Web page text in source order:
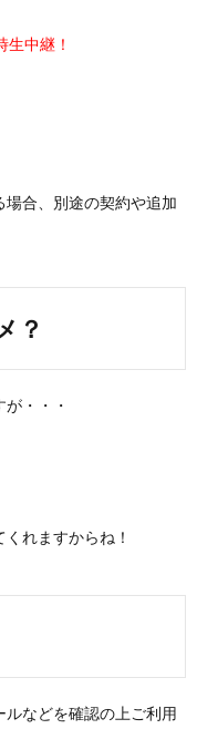
中継！
合、別途の契約や追加
？
・・・
れますからね！
ルなどを確認の上ご利用